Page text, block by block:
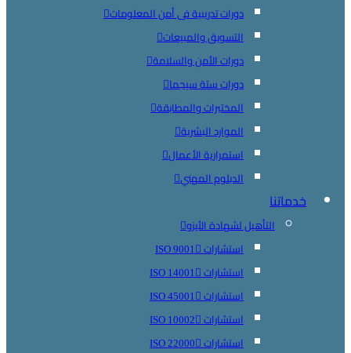
دورات تدريبية فى أمن المعلومات
التسويق والمبيعات
دورات الأمن والسلامة
دورات ستة سيجما
المختبرات والمطابقة
الموارد البشرية
استمرارية الأعمال
الدبلوم المهني
خدماتنا
التأهيل لشهادة الأيزو
استشارات ISO 9001
استشارات ISO 14001
استشارات ISO 45001
استشارات ISO 10002
استشارات ISO 22000